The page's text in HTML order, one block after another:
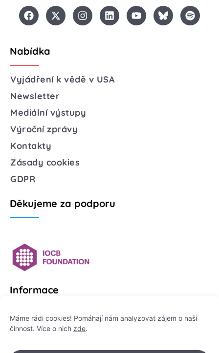
Máme rádi cookies! Pomáhají nám analyzovat zájem o naši
činnost. Více o nich zde.
Nabídka
Vyjádření k vědě v USA
Newsletter
Mediální výstupy
Výroční zprávy
Kontakty
Zásady cookies
GDPR
Děkujeme za podporu
Informace
Platformu Zeptej se vědce provozuje: